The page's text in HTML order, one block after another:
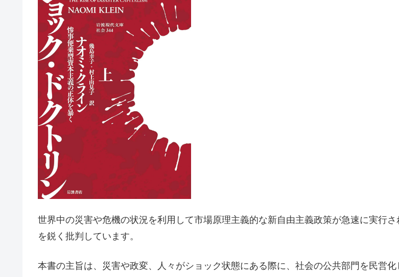
世界中の災害や危機の状況を利用して市場原理主義的な新自由主義政策が急速に実行さ
を鋭く批判しています。
本書の主旨は、災害や政変、人々がショック状態にある際に、社会の公共部門を民営化